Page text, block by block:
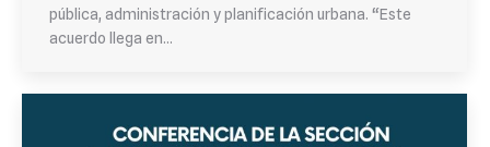
pública, administración y planificación urbana. “Este
acuerdo llega en…